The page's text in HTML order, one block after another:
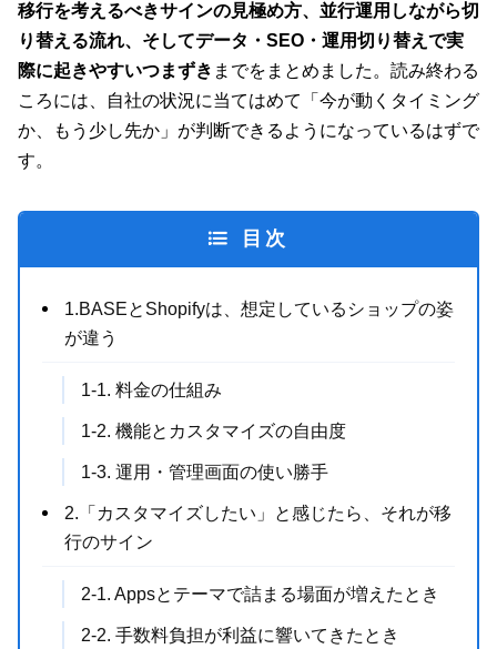
移行を考えるべきサインの見極め方、並行運用しながら切
り替える流れ、そしてデータ・SEO・運用切り替えで実
際に起きやすいつまずき までをまとめました。読み終わる
ころには、自社の状況に当てはめて「今が動くタイミング
か、もう少し先か」が判断できるようになっているはずで
す。
目次
1.BASEとShopifyは、想定しているショップの姿
が違う
1-1. 料金の仕組み
1-2. 機能とカスタマイズの自由度
1-3. 運用・管理画面の使い勝手
2.「カスタマイズしたい」と感じたら、それが移
行のサイン
2-1. Appsとテーマで詰まる場面が増えたとき
2-2. 手数料負担が利益に響いてきたとき